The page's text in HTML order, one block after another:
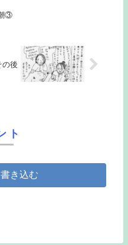
③
後
ト
き込む